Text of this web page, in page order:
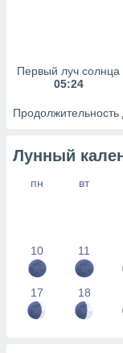
Первый луч солнца
05:24
Продолжительность
Лунный
пн вт
10 11
17 18